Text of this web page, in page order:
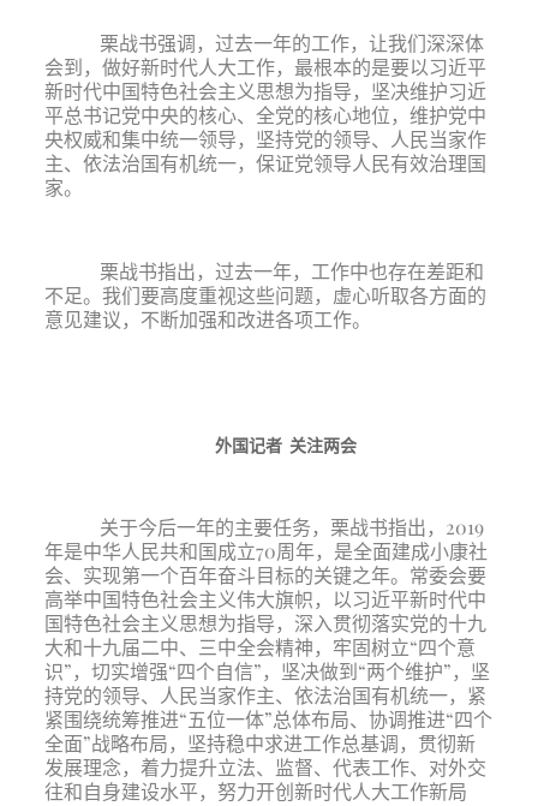
栗战书强调，过去一年的工作，让我们深深体
会到，做好新时代人大工作，最根本的是要以习近平
新时代中国特色社会主义思想为指导，坚决维护习近
平总书记党中央的核心、全党的核心地位，维护党中
央权威和集中统一领导，坚持党的领导、人民当家作
主、依法治国有机统一，保证党领导人民有效治理国
家。
栗战书指出，过去一年，工作中也存在差距和
不足。我们要高度重视这些问题，虚心听取各方面的
意见建议，不断加强和改进各项工作。
外国记者 关注两会
关于今后一年的主要任务，栗战书指出， 2019
年是中华人民共和国成立70周年，是全面建成小康社
会、实现第一个百年奋斗目标的关键之年。常委会要
高举中国特色社会主义伟大旗帜，以习近平新时代中
国特色社会主义思想为指导，深入贯彻落实党的十九
大和十九届二中、三中全会精神，牢固树立“四个意
识”，切实增强“四个自信”，坚决做到“两个维护”，坚
持党的领导、人民当家作主、依法治国有机统一，紧
紧围绕统筹推进“五位一体”总体布局、协调推进“四个
全面”战略布局，坚持稳中求进工作总基调，贯彻新
发展理念，着力提升立法、监督、代表工作、对外交
往和自身建设水平，努力开创新时代人大工作新局